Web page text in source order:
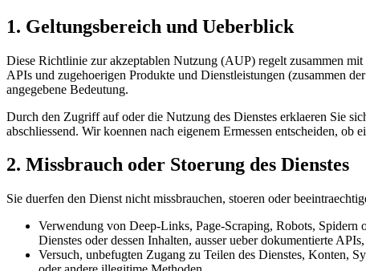
1. Geltungsbereich und Ueberblick
Diese Richtlinie zur akzeptablen Nutzung (AUP) regelt zusammen
APIs und zugehoerigen Produkte und Dienstleistungen (zusammen
angegebene Bedeutung.
Durch den Zugriff auf oder die Nutzung des Dienstes erklaeren Sie
abschliessend. Wir koennen nach eigenem Ermessen entscheiden, ob
2. Missbrauch oder Stoerung des Dienstes
Sie duerfen den Dienst nicht missbrauchen, stoeren oder
Verwendung von Deep-Links, Page-Scraping, Robots, Spidern
Dienstes oder dessen Inhalten, ausser ueber dokumentierte
Versuch, unbefugten Zugang zu Teilen des Dienstes, Konten,